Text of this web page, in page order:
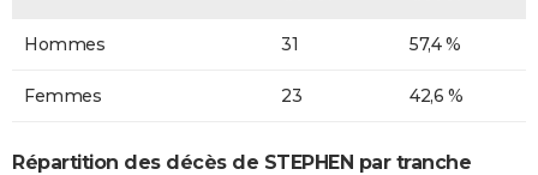
Hommes 31 57,4 %
Femmes 23 42,6 %
Répartition des décès de STEPHEN par tranche